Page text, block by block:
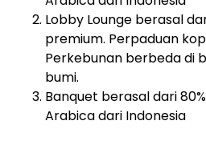
Lobby Lounge berasal
premium. Perpaduan
Perkebunan berbeda di
bumi.
Banquet berasal dari
Arabica dari Indonesia